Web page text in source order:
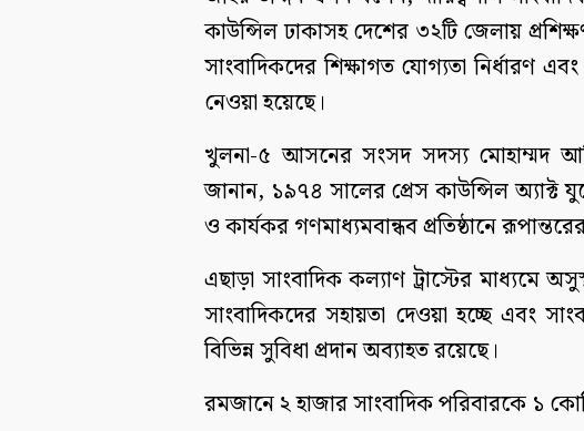
কাউন্সিল ঢাকাসহ দেশের ৩২টি জেলায়
সাংবাদিকদের শিক্ষাগত যোগ্যতা নির্ধারণ
নেওয়া হয়েছে।
খুলনা-৫ আসনের সংসদ সদস্য মোহাম্মদ
জানান, ১৯৭৪ সালের প্রেস কাউন্সিল
ও কার্যকর গণমাধ্যমবান্ধব প্রতিষ্ঠানে
এছাড়া সাংবাদিক কল্যাণ ট্রাস্টের মাধ্যমে
সাংবাদিকদের সহায়তা দেওয়া হচ্ছে এবং
বিভিন্ন সুবিধা প্রদান অব্যাহত রয়েছে।
রমজানে ২ হাজার সাংবাদিক পরিবারকে ১